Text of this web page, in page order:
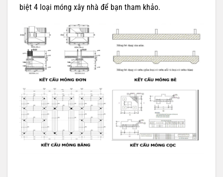
biệt 4 loại móng xây nhà để bạn tham khảo.